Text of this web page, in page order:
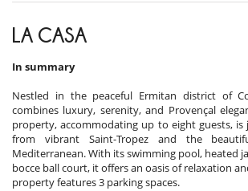
LA CASA
In summary
Nestled in the peaceful Ermitan district of
combines luxury, serenity, and Provençal
property, accommodating up to eight guests,
from vibrant Saint-Tropez and the
Mediterranean. With its swimming pool, heated
bocce ball court, it offers an oasis of relaxation
property features 3 parking spaces.